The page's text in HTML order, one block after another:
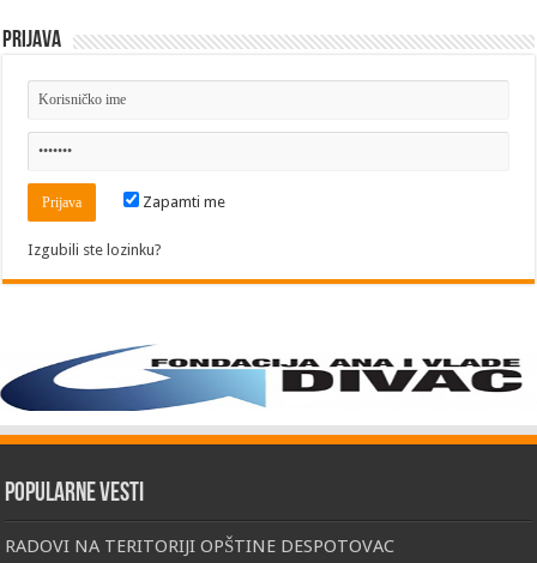
Prijava
Zapamti me
Izgubili ste lozinku?
Popularne vesti
RADOVI NA TERITORIJI OPŠTINE DESPOTOVAC